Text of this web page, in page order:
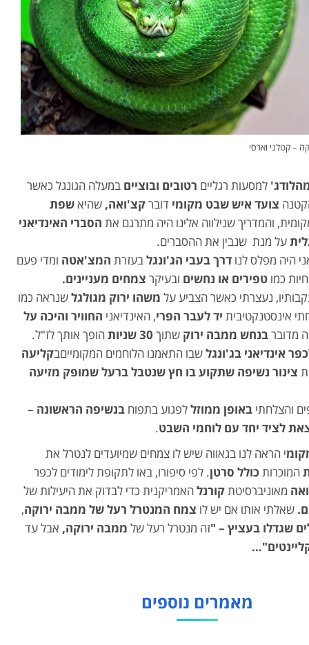
– קטלני וארסי
למסעות רגליים רטובים ובוציים במעלה הגונגל כאשר
צועד איש שבט מקומי דוברקצ'ואה, שהיאשפת
והמדריך שנילווה אלינו היה מתרגם את הסברי האינדיאני
על מנת שנבין את ההסברים.
היה מפלס לנו דרך בעבי הג'ונגלבעזרת המצ'אטה ומדי פעם
כמו טפירים או נחשים ובעיקר צמחים מעניינים.
נעצרתי כאשר הצביע על משהו ירוק מגולגלשנראה כמו
אינסטנקטיבית יד לעבר הפרי, האינדיאני החוויר והיכה על
מדוברבנחש ממבה ירוק שתוך 30 שניות
הופך אותך לז"ל.
אינדיאני בג'ונגלשבו התאמנו הלוחמים המקומייםבקליעה
צינור נשיפה שתקוע בו חץ שנטבל ברעל שמופק מזיעה
והצלחתי באופן ממוזללפגוע בתפוח בנשיפה הראשונה –
לציד יחד עם לוחמי השבט.
י הראה לנו בגאווה שיש לו צמחים שמיועדים לנטרל את
המוכרות כולל סרטן. לפי סיפורו, באו לתקופת לימודים לכפר
מאוניברסיטתקורנלהאמריקנית כדי לבדוק את היעילות של
שאלתי אותו אם יש לו צמח המנטרל רעל של ממבה ירוקה,
שגדלו בעציץ – "זה מנטרל רעל של ממבה ירוקה, אבל עד
מאמרים נוספים